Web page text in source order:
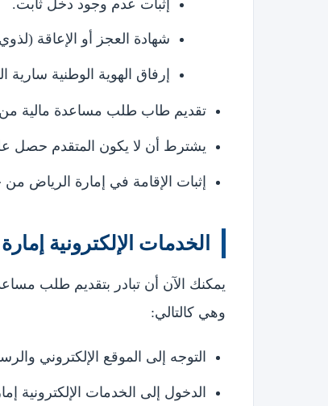
إثبات عدم وجود دخل ثابت.
شهادة العجز أو الإعاقة
إرفاق الهوية الوطنية سارية
تقديم طاب طلب مساعدة مالية من
يشترط أن لا يكون المتقدم حصل
إثبات الإقامة في إمارة الرياض من
الخدمات الإلكترونية
يمكنك الآن أن تبادر بتقديم طلب
وهي كالتالي:
التوجه إلى الموقع الإلكتروني
الدخول إلى الخدمات الإلكترونية